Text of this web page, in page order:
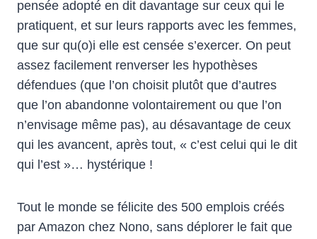
pensée adopté en dit davantage sur ceux qui le
pratiquent, et sur leurs rapports avec les femmes,
que sur qu(o)i elle est censée s’exercer. On peut
assez facilement renverser les hypothèses
défendues (que l’on choisit plutôt que d’autres
que l’on abandonne volontairement ou que l’on
n’envisage même pas), au désavantage de ceux
qui les avancent, après tout, « c’est celui qui le dit
qui l’est »… hystérique !
Tout le monde se félicite des 500 emplois créés
par Amazon chez Nono, sans déplorer le fait que